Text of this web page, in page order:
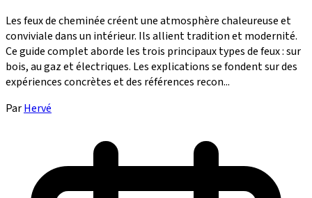
Les feux de cheminée créent une atmosphère chaleureuse et
conviviale dans un intérieur. Ils allient tradition et modernité.
Ce guide complet aborde les trois principaux types de feux : sur
bois, au gaz et électriques. Les explications se fondent sur des
expériences concrètes et des références recon...
ParHervé